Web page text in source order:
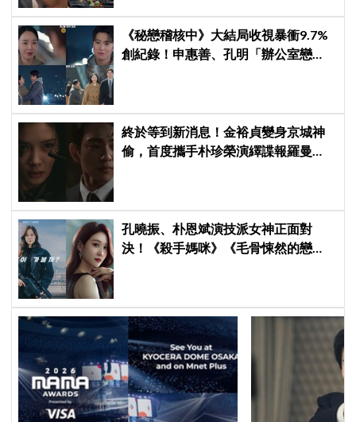
《秘戀稽核中》大結局收視暴衝9.7%
創紀錄！申惠善、孔明「辦公室戀
終於等到新消息！金裕貞變身京城神
偷，首度攜手朴珍榮演繹諜報羅曼
孔曉振、朴恩斌演技派女神正面對
決！《殺手媽咪》《毛骨悚然的戀